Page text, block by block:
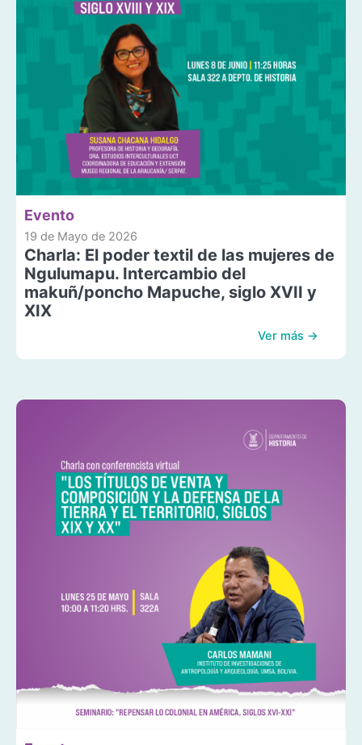
Evento
19 de Mayo de 2026
Charla: El poder textil de las mujeres de
Ngulumapu. Intercambio del
makuñ/poncho Mapuche, siglo XVII y
XIX
Ver más →